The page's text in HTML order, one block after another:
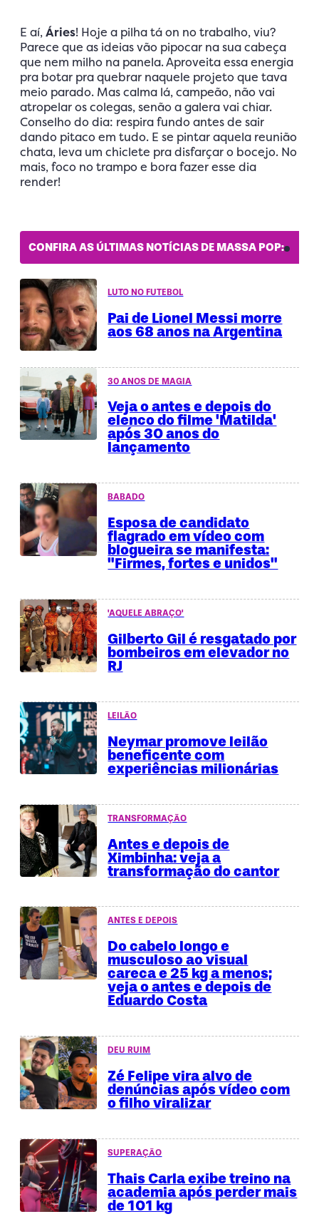
E aí,Áries! Hoje a pilha tá on no trabalho, viu?
Parece que as ideias vão pipocar na sua cabeça
que nem milho na panela. Aproveita essa energia
pra botar pra quebrar naquele projeto que tava
meio parado. Mas calma lá, campeão, não vai
atropelar os colegas, senão a galera vai chiar.
Conselho do dia: respira fundo antes de sair
dando pitaco em tudo. E se pintar aquela reunião
chata, leva um chiclete pra disfarçar o bocejo. No
mais, foco no trampo e bora fazer esse dia
render!
CONFIRA AS ÚLTIMAS NOTÍCIAS DE MASSA POP:
LUTO NO FUTEBOL
Pai de Lionel Messi morre
aos 68 anos na Argentina
30 ANOS DE MAGIA
Veja o antes e depois do
elenco do filme 'Matilda'
após 30 anos do
lançamento
BABADO
Esposa de candidato
flagrado em vídeo com
blogueira se manifesta:
"Firmes, fortes e unidos"
'AQUELE ABRAÇO'
Gilberto Gil é resgatado por
bombeiros em elevador no
RJ
LEILÃO
Neymar promove leilão
beneficente com
experiências milionárias
TRANSFORMAÇÃO
Antes e depois de
Ximbinha: veja a
transformação do cantor
ANTES E DEPOIS
Do cabelo longo e
musculoso ao visual
careca e 25 kg a menos;
veja o antes e depois de
Eduardo Costa
DEU RUIM
Zé Felipe vira alvo de
denúncias após vídeo com
o filho viralizar
SUPERAÇÃO
Thais Carla exibe treino na
academia após perder mais
de 101 kg